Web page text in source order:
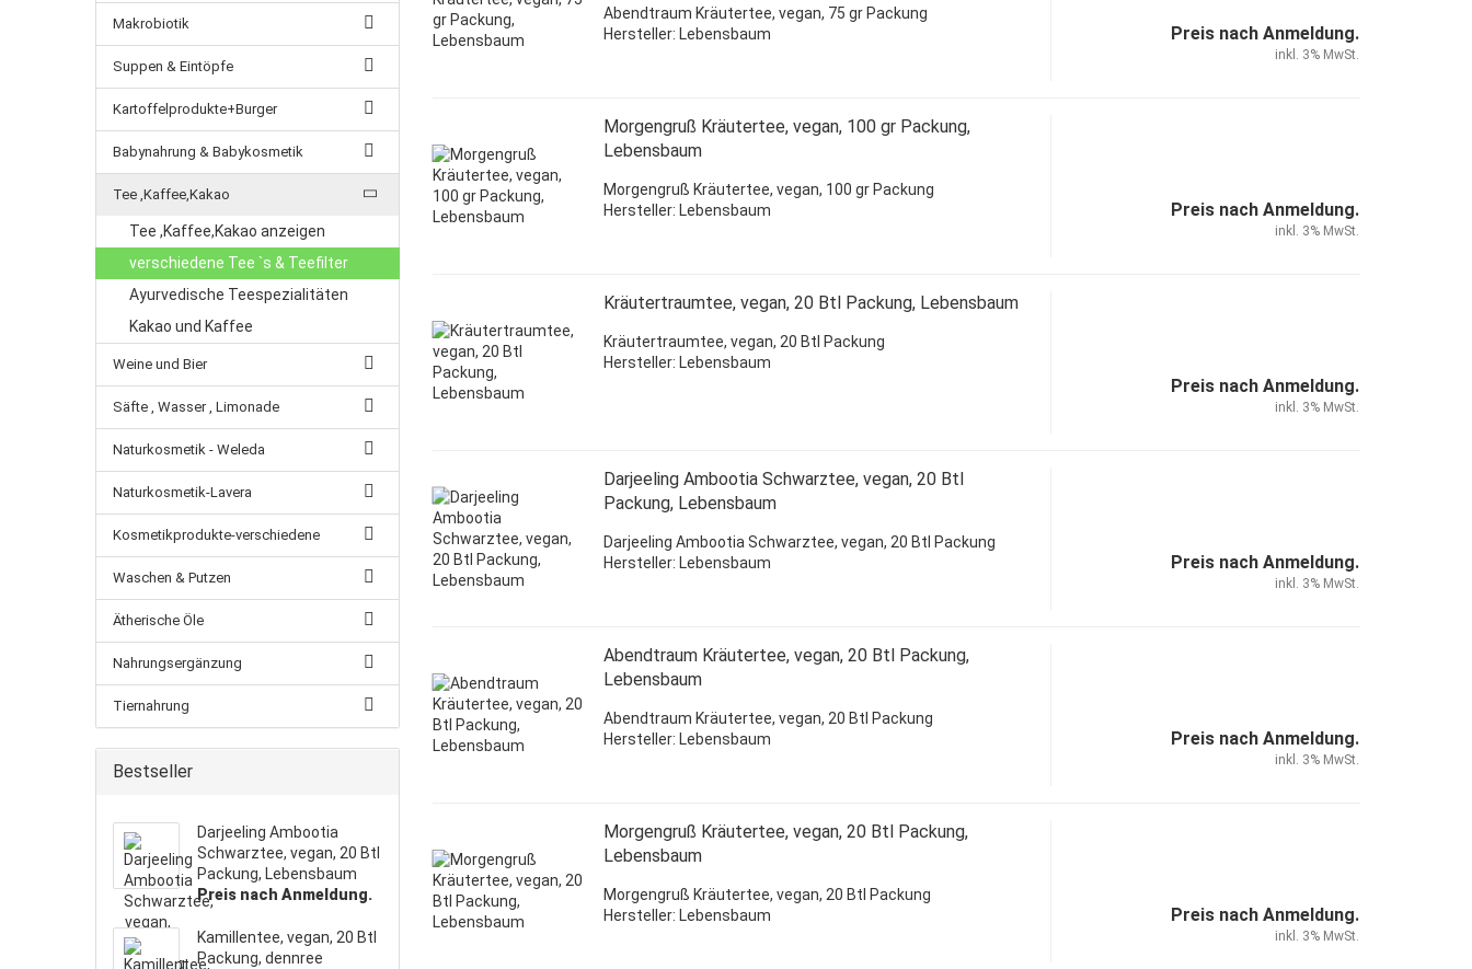
Abendtraum Kräutertee, vegan, 75 gr Packung
Hersteller: Lebensbaum
Preis nach Anmeldung.
inkl. 3% MwSt.
Morgengruß Kräutertee, vegan, 100 gr Packung,
Lebensbaum
Morgengruß Kräutertee, vegan, 100 gr Packung
Hersteller: Lebensbaum
Preis nach Anmeldung.
inkl. 3% MwSt.
Kräutertraumtee, vegan, 20 Btl Packung, Lebensbaum
Kräutertraumtee, vegan, 20 Btl Packung
Hersteller: Lebensbaum
Preis nach Anmeldung.
inkl. 3% MwSt.
Darjeeling Ambootia Schwarztee, vegan, 20 Btl
Packung, Lebensbaum
Darjeeling Ambootia Schwarztee, vegan, 20 Btl Packung
Hersteller: Lebensbaum
Preis nach Anmeldung.
inkl. 3% MwSt.
Abendtraum Kräutertee, vegan, 20 Btl Packung,
Lebensbaum
Abendtraum Kräutertee, vegan, 20 Btl Packung
Hersteller: Lebensbaum
Preis nach Anmeldung.
inkl. 3% MwSt.
Morgengruß Kräutertee, vegan, 20 Btl Packung,
Lebensbaum
Morgengruß Kräutertee, vegan, 20 Btl Packung
Hersteller: Lebensbaum
Preis nach Anmeldung.
inkl. 3% MwSt.
Makrobiotik
Suppen & Eintöpfe
Kartoffelprodukte+Burger
Babynahrung & Babykosmetik
Tee ,Kaffee,Kakao
Tee ,Kaffee,Kakao anzeigen
verschiedene Tee `s & Teefilter
Ayurvedische Teespezialitäten
Kakao und Kaffee
Weine und Bier
Säfte , Wasser , Limonade
Naturkosmetik - Weleda
Naturkosmetik-Lavera
Kosmetikprodukte-verschiedene
Waschen & Putzen
Ätherische Öle
Nahrungsergänzung
Tiernahrung
Bestseller
Darjeeling Ambootia
Schwarztee, vegan, 20 Btl
Packung, Lebensbaum
Preis nach Anmeldung.
Kamillentee, vegan, 20 Btl
Packung, dennree